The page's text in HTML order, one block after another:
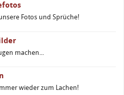
Fotos und Sprüche!
machen...
wieder zum Lachen!